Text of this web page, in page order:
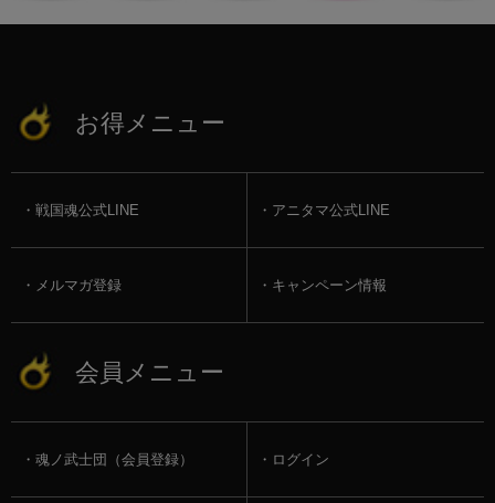
お得メニュー
戦国魂公式LINE アニタマ公式LINE
メルマガ登録 キャンペーン情報
会員メニュー
魂ノ武士団（会員登録） ログイン